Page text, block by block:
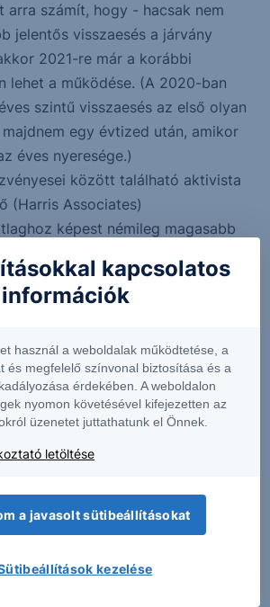
arra számít, hogy - hacsak nem
jelentős visszaesés a járvány
2021-re már a korábbi
lehet a működése. (A 2020-ban
szintű visszaesés az első olyan
majdnem egy évtized után, amikor
éves nyeresége.)
között található aktivista
(Harris Associates)
képest némileg magasabb
nyeresége (2,6%),
újrabefektetési rátája (2,0%)
P/E: 9.8
quote/ALV:GY
en szereplő konszenzus célár
21 elemző javasolja vételre, 10
2 eladásra
csökkenése
kapcsolatos
információk
használ a weboldalak működtetése, a
és megfelelő színvonal biztosítása és a
érdekében. A weboldalon
nyomon követésével kifejezetten az
üzenetet juttathatunk el Önnek.
letöltése
a javasolt sütibeállításokat
kezelése